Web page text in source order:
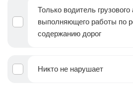
Только водитель
выполняющего работы по
содержанию дорог
Никто не нарушает